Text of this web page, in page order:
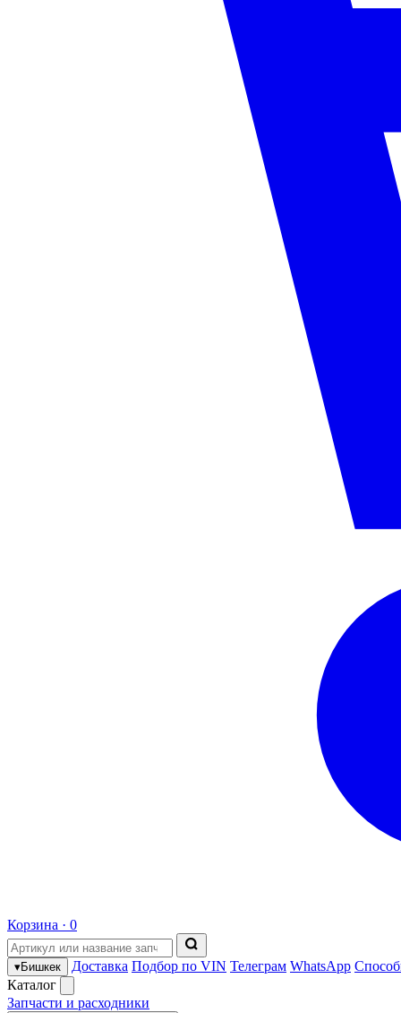
Корзина · 0
▾Бишкек Доставка Подбор по VIN Телеграм WhatsApp
Каталог
Запчасти и расходники